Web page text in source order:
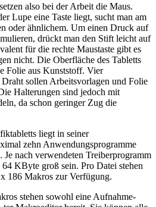
also bei der Arbeit die Maus.
Lupe eine Taste liegt, sucht man am
oder ähnlichem. Um einen Druck auf
drückt man den Stift leicht auf
für die rechte Maustaste gibt es
nicht. Die Oberfläche des Tabletts
Folie aus Kunststoff. Vier
sollen Arbeitsvorlagen und Folie
Halterungen sind jedoch mit
da schon geringer Zug die
liegt in seiner
zehn Anwendungsprogramme
nach verwendeten Treiberprogramm
KByte groß sein. Pro Datei stehen
186 Makros zur Verfügung.
stehen sowohl eine Aufnahme-